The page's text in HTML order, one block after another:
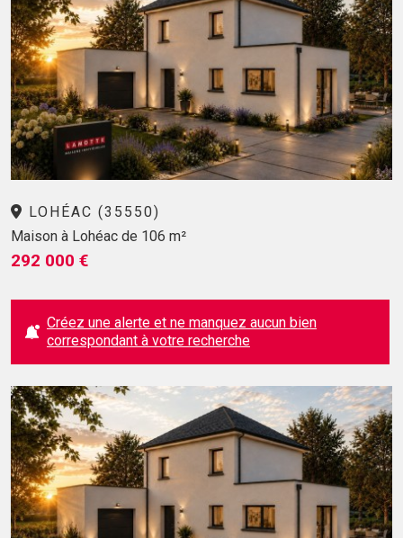
LOHÉAC (35550)
Maison à Lohéac de 106 m²
292 000 €
Créez une alerte et ne manquez aucun bien
correspondant à votre recherche